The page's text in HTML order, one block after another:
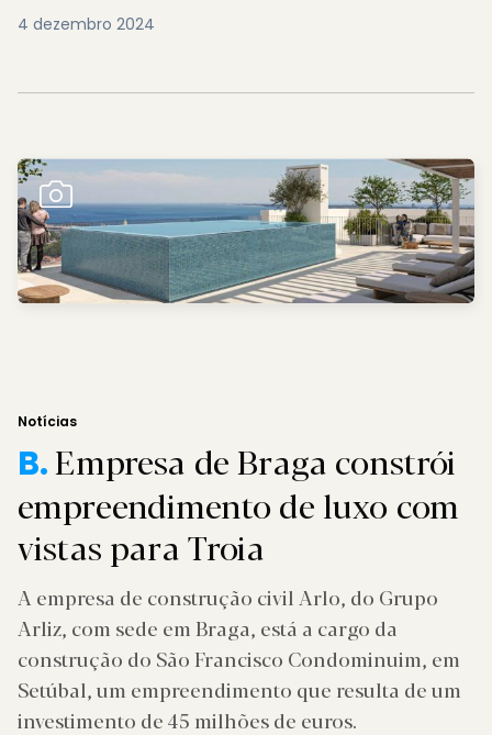
4 dezembro 2024
Notícias
B.Empresa de Braga constrói
empreendimento de luxo com
vistas para Troia
A empresa de construção civil Arlo, do Grupo
Arliz, com sede em Braga, está a cargo da
construção do São Francisco Condominuim, em
Setúbal, um empreendimento que resulta de um
investimento de 45 milhões de euros.